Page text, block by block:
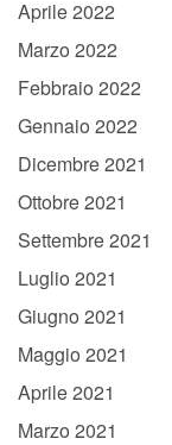
Aprile 2022
Marzo 2022
Febbraio 2022
Gennaio 2022
Dicembre 2021
Ottobre 2021
Settembre 2021
Luglio 2021
Giugno 2021
Maggio 2021
Aprile 2021
Marzo 2021